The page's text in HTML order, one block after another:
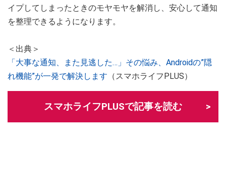
イプしてしまったときのモヤモヤを解消し、安心して通知
を整理できるようになります。
＜出典＞
「大事な通知、また見逃した…」その悩み、Androidの”隠
れ機能”が一発で解決します （スマホライフPLUS）
スマホライフPLUSで記事を読む